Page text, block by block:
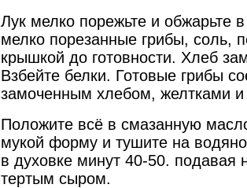
Лук мелко порежьте и обжарьте
мелко порезанные грибы, соль,
крышкой до готовности. Хлеб
Взбейте белки. Готовые грибы
замоченным хлебом, желтками
Положите всё в смазанную
мукой форму и тушите на
в духовке минут 40-50. подавая
тертым сыром.